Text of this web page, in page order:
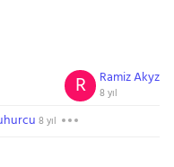
Ramiz Akyz
8 yıl
R
8 yıl